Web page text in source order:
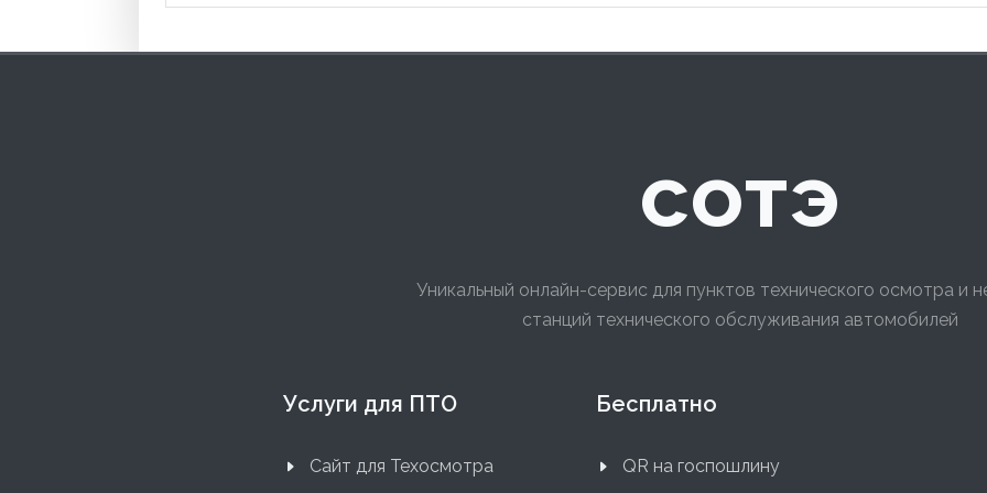
сотэ
Уникальный онлайн-сервис для пунктов технического осмотра и
станций технического обслуживания автомобилей
Услуги для ПТО
Сайт для Техосмотра
Бесплатно
QR на госпошлину